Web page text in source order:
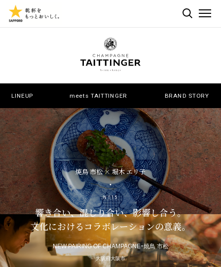
検索する
LINEUP meets TAITTINGER BRAND STORY
焼鳥 市松 × 堀木 エリ子
No15
響き合い、混じり合い、影響し合う。
文化におけるコラボレーションの意義。
NEW PAIRING OF CHAMPAGNE・焼鳥 市松
大阪府大阪市